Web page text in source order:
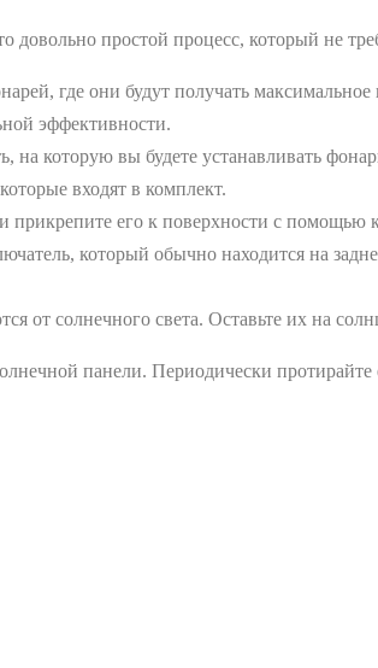
довольно простой процесс, который не
где они будут получать
эффективности.
на которую вы будете устанавливать
входят в комплект.
прикрепите его к поверхности с
который обычно находится на
от солнечного света. Оставьте их на
панели. Периодически